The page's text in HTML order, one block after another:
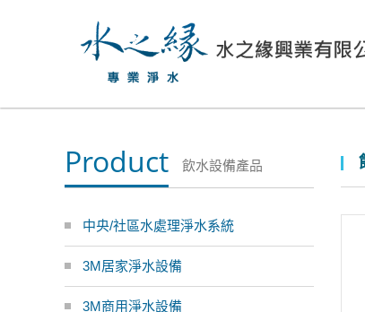
Product 飲水設備產品
中央/社區水處理淨水系統
3M居家淨水設備
3M商用淨水設備